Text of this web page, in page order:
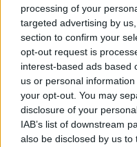
processing of your
targeted advertising by
section to confirm your
opt-out request is
interest-based ads based
us or personal
your opt-out. You may
disclosure of your
IAB’s list of downstream
also be disclosed by us to